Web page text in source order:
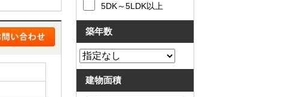
5DK～5LDK以上
築年数
建物面積